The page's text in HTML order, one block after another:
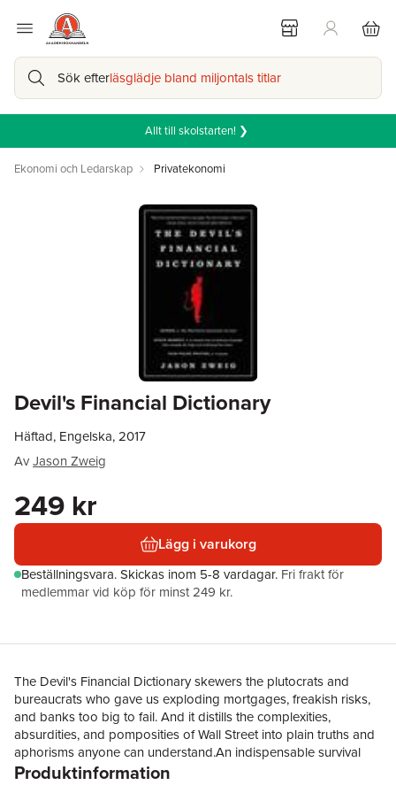
Sök efterläsglädje bland miljontals titlar
Allt till skolstarten! ❯
Ekonomi och Ledarskap Privatekonomi
Devil's Financial Dictionary
Häftad, Engelska, 2017
AvJason Zweig
249 kr
Lägg i varukorg
Beställningsvara.Skickas inom 5-8 vardagar. Fri frakt för
medlemmar vid köp för minst 249 kr.
The Devil's Financial Dictionary skewers the plutocrats and
bureaucrats who gave us exploding mortgages, freakish risks,
and banks too big to fail. And it distills the complexities,
absurdities, and pomposities of Wall Street into plain truths and
aphorisms anyone can understand.An indispensable survival
guide to the hostile wilderness of today's financial markets, The
Produktinformation